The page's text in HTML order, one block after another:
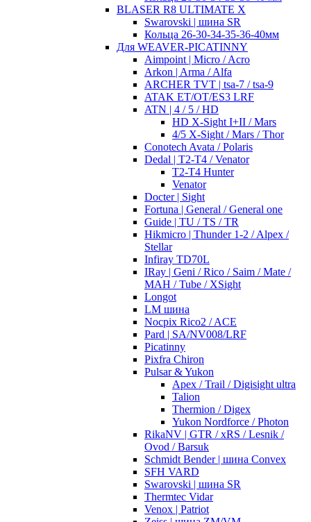
BLASER R8 ULTIMATE X
Swarovski | шина SR
Кольца 26-30-34-35-36-40мм
Для WEAVER-PICATINNY
Aimpoint | Micro / Acro
Arkon | Arma / Alfa
ARCHER TVT | tsa-7 / tsa-9
ATAK ET/OT/ES3 LRF
ATN | 4 / 5 / HD
HD X-Sight I+II / Mars
4/5 X-Sight / Mars / Thor
Conotech Avata / Polaris
Dedal | T2-T4 / Venator
T2-T4 Hunter
Venator
Docter | Sight
Fortuna | General / General one
Guide | TU / TS / TR
Hikmicro | Thunder 1-2 / Alpex /
Stellar
Infiray TD70L
IRay | Geni / Rico / Saim / Mate /
MAH / Tube / XSight
Longot
LM шина
Nocpix Rico2 / ACE
Pard | SA/NV008/LRF
Picatinny
Pixfra Chiron
Pulsar & Yukon
Apex / Trail / Digisight ultra
Talion
Thermion / Digex
Yukon Nordforce / Photon
RikaNV | GTR / xRS / Lesnik /
Ovod / Barsuk
Schmidt Bender | шина Convex
SFH VARD
Swarovski | шина SR
Thermtec Vidar
Venox | Patriot